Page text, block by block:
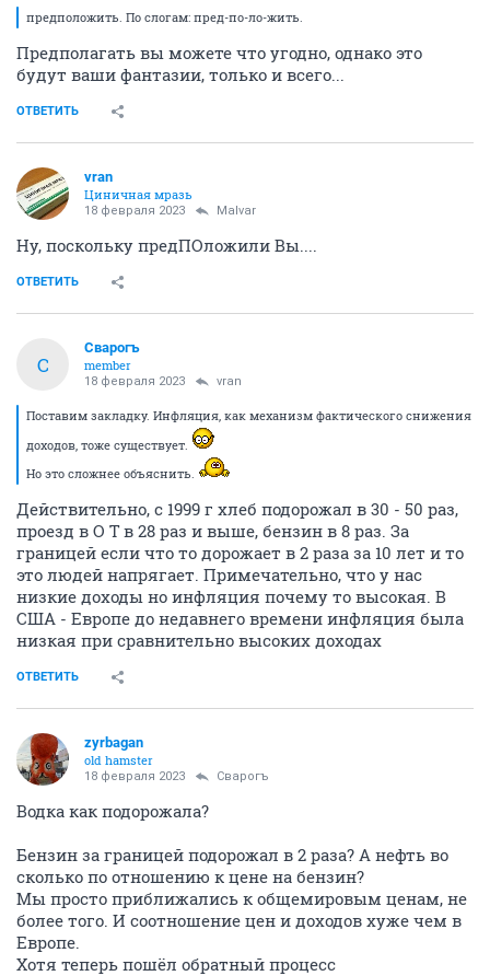
предположить. По слогам: пред-по-ло-жить.
Предполагать вы можете что угодно, однако это
будут ваши фантазии, только и всего...
ОТВЕТИТЬ
vran
Циничная мразь
18 февраля 2023 Malvar
Ну, поскольку предПОложили Вы....
ОТВЕТИТЬ
C
Cварогъ
member
18 февраля 2023 vran
Поставим закладку. Инфляция, как механизм фактического снижения
доходов, тоже существует.
Но это сложнее объяснить.
Действительно, с 1999 г хлеб подорожал в 30 - 50 раз,
проезд в О Т в 28 раз и выше, бензин в 8 раз. За
границей если что то дорожает в 2 раза за 10 лет и то
это людей напрягает. Примечательно, что у нас
низкие доходы но инфляция почему то высокая. В
США - Европе до недавнего времени инфляция была
низкая при сравнительно высоких доходах
ОТВЕТИТЬ
zyrbagan
old hamster
18 февраля 2023 Cварогъ
Водка как подорожала?
Бензин за границей подорожал в 2 раза? А нефть во
сколько по отношению к цене на бензин?
Мы просто приближались к общемировым ценам, не
более того. И соотношение цен и доходов хуже чем в
Европе.
Хотя теперь пошёл обратный процесс